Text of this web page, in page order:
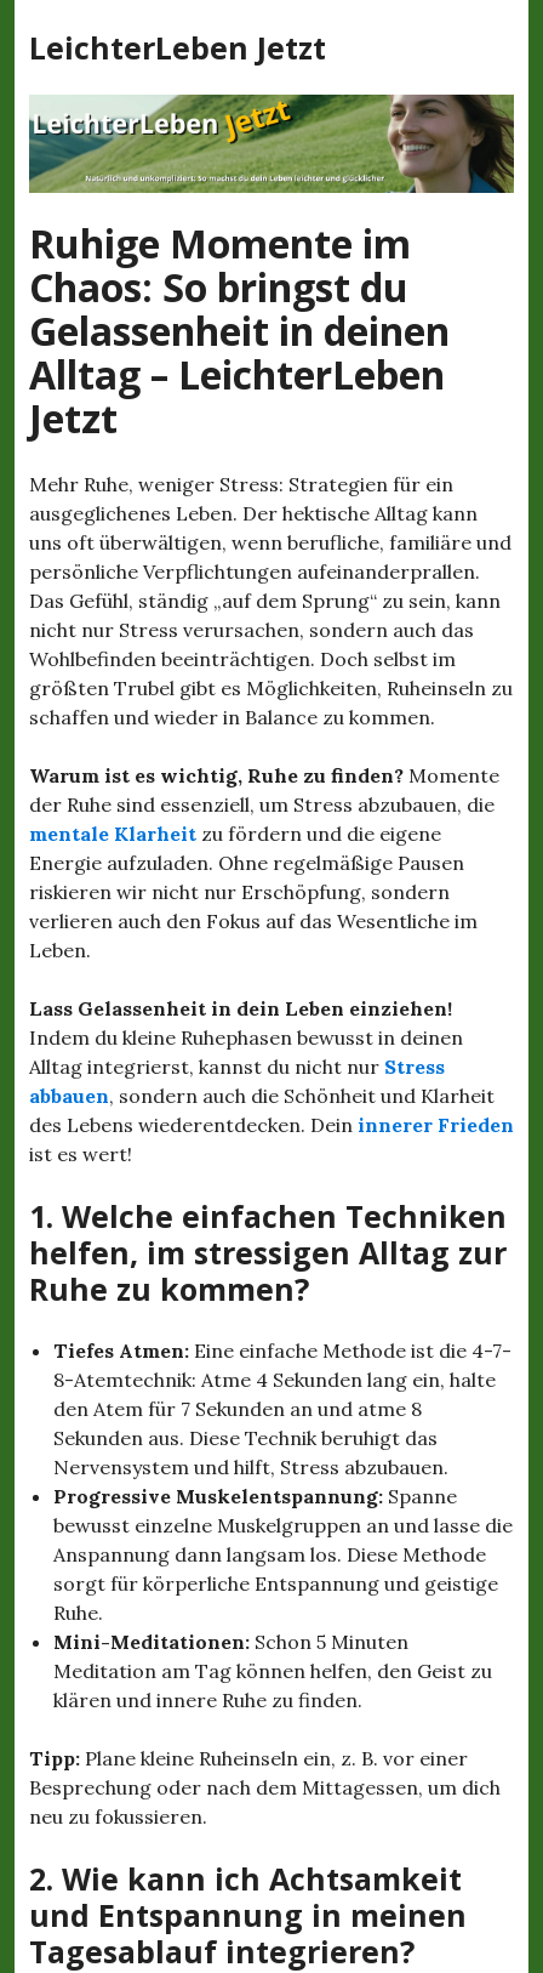
u
I
n
h
a
s
p
r
i
n
n
LeichterLeben Jetzt
Ruhige Momente im
Chaos: So bringst du
Gelassenheit in deinen
Alltag – LeichterLeben
Jetzt
Mehr Ruhe, weniger Stress: Strategien für ein
ausgeglichenes Leben. Der hektische Alltag kann
uns oft überwältigen, wenn berufliche, familiäre und
persönliche Verpflichtungen aufeinanderprallen.
Das Gefühl, ständig „auf dem Sprung“ zu sein, kann
nicht nur Stress verursachen, sondern auch das
Wohlbefinden beeinträchtigen. Doch selbst im
größten Trubel gibt es Möglichkeiten, Ruheinseln zu
schaffen und wieder in Balance zu kommen.
Warum ist es wichtig, Ruhe zu finden? Momente
der Ruhe sind essenziell, um Stress abzubauen, die
mentale Klarheit zu fördern und die eigene
Energie aufzuladen. Ohne regelmäßige Pausen
riskieren wir nicht nur Erschöpfung, sondern
verlieren auch den Fokus auf das Wesentliche im
Leben.
Lass Gelassenheit in dein Leben einziehen!
Indem du kleine Ruhephasen bewusst in deinen
Alltag integrierst, kannst du nicht nur Stress
abbauen, sondern auch die Schönheit und Klarheit
des Lebens wiederentdecken. Dein innerer Frieden
ist es wert!
1. Welche einfachen Techniken
helfen, im stressigen Alltag zur
Ruhe zu kommen?
Tiefes Atmen: Eine einfache Methode ist die 4-7-
8-Atemtechnik: Atme 4 Sekunden lang ein, halte
den Atem für 7 Sekunden an und atme 8
Sekunden aus. Diese Technik beruhigt das
Nervensystem und hilft, Stress abzubauen.
Progressive Muskelentspannung: Spanne
bewusst einzelne Muskelgruppen an und lasse die
Anspannung dann langsam los. Diese Methode
sorgt für körperliche Entspannung und geistige
Ruhe.
Mini-Meditationen: Schon 5 Minuten
Meditation am Tag können helfen, den Geist zu
klären und innere Ruhe zu finden.
Tipp: Plane kleine Ruheinseln ein, z. B. vor einer
Besprechung oder nach dem Mittagessen, um dich
neu zu fokussieren.
2. Wie kann ich Achtsamkeit
und Entspannung in meinen
Tagesablauf integrieren?